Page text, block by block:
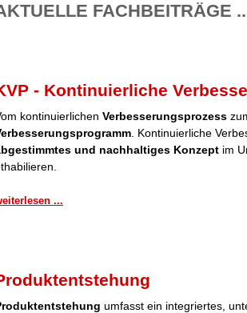
FACHBEITRÄGE
- Kontinuierliche
kontinuierlichen Verbesserungsprozess
. Kontinuierliche
und nachhaltiges Konzept im
...
umfasst ein integriertes,